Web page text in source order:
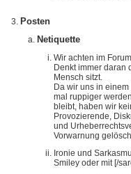
Posten
Netiquette
Wir achten im
Denkt immer daran
Mensch sitzt.
Da wir uns in
mal ruppiger
bleibt, haben wir
Provozierende,
und
Vorwarnung
Ironie und
Smiley oder mit [/